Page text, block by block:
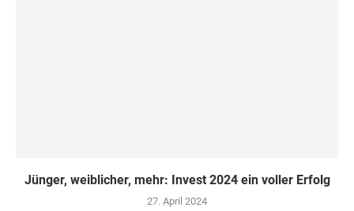
Jünger, weiblicher, mehr: Invest 2024 ein voller Erfolg
27. April 2024